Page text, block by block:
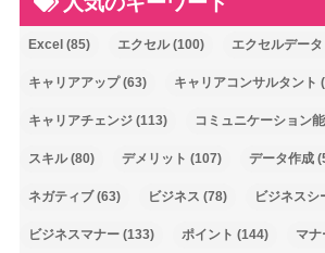
Excel (85) エクセル(100) エクセルデータ
キャリアアップ(63) キャリアコンサルタント
キャリアチェンジ(113) コミュニケーション
スキル(80) デメリット (107) データ作成
ネガティブ(63) ビジネス (78) ビジネスシ
ビジネスマナー(133) ポイント (144) マナ